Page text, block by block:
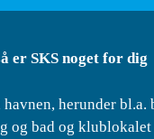
er SKS noget for dig
herunder bl.a.
og bad og